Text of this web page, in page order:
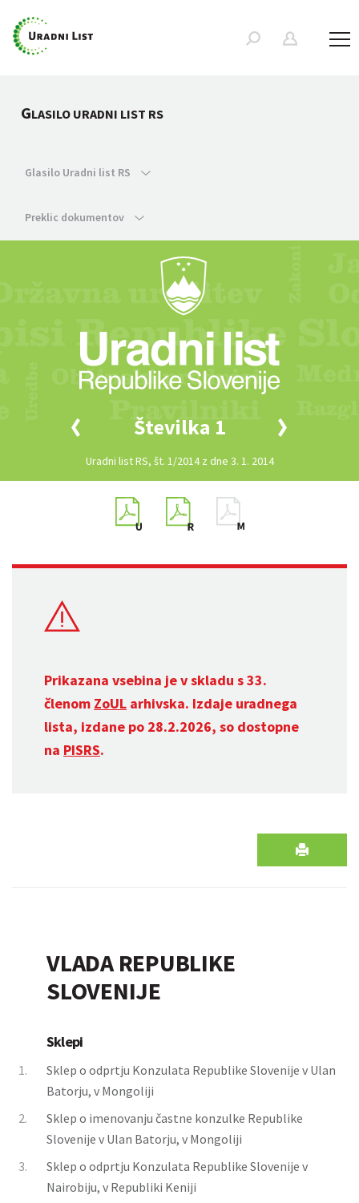
GLASILO URADNI LIST RS
Glasilo Uradni list RS
Preklic dokumentov
Številka 1
Uradni list RS, št. 1/2014 z dne 3. 1. 2014
Prikazana vsebina je v skladu s 33.
členom ZoUL arhivska. Izdaje uradnega
lista, izdane po 28.2.2026, so dostopne
na PISRS.
VLADA REPUBLIKE
SLOVENIJE
Sklepi
1.
Sklep o odprtju Konzulata Republike Slovenije v Ulan
Batorju, v Mongoliji
2.
Sklep o imenovanju častne konzulke Republike
Slovenije v Ulan Batorju, v Mongoliji
3.
Sklep o odprtju Konzulata Republike Slovenije v
Nairobiju, v Republiki Keniji